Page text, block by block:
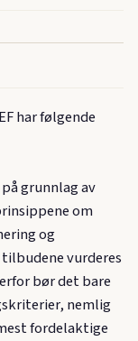
har følgende
grunnlag av
om
og
vurderes
bør det bare
nemlig
fordelaktige